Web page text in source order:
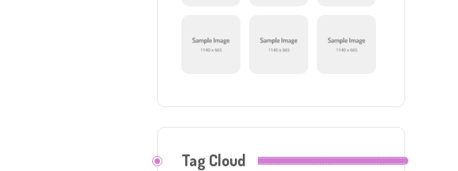
Tag Cloud